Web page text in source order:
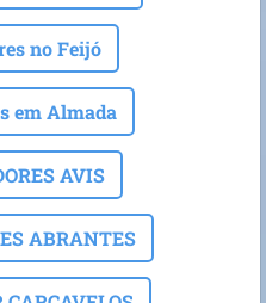
no Feijó
em Almada
AVIS
ABRANTES